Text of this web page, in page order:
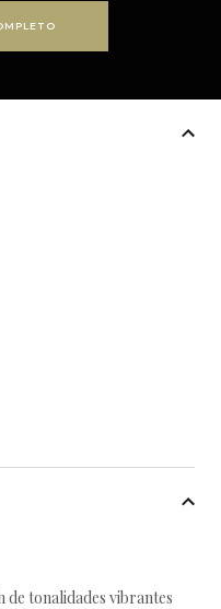
de tonalidades vibrantes